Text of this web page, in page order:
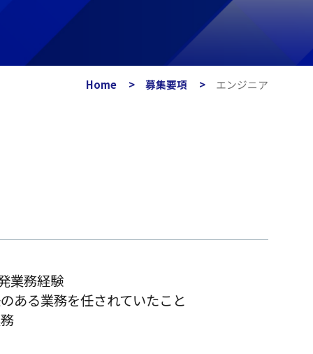
Home 募集要項 エンジニア
業務経験
ある業務を任されていたこと